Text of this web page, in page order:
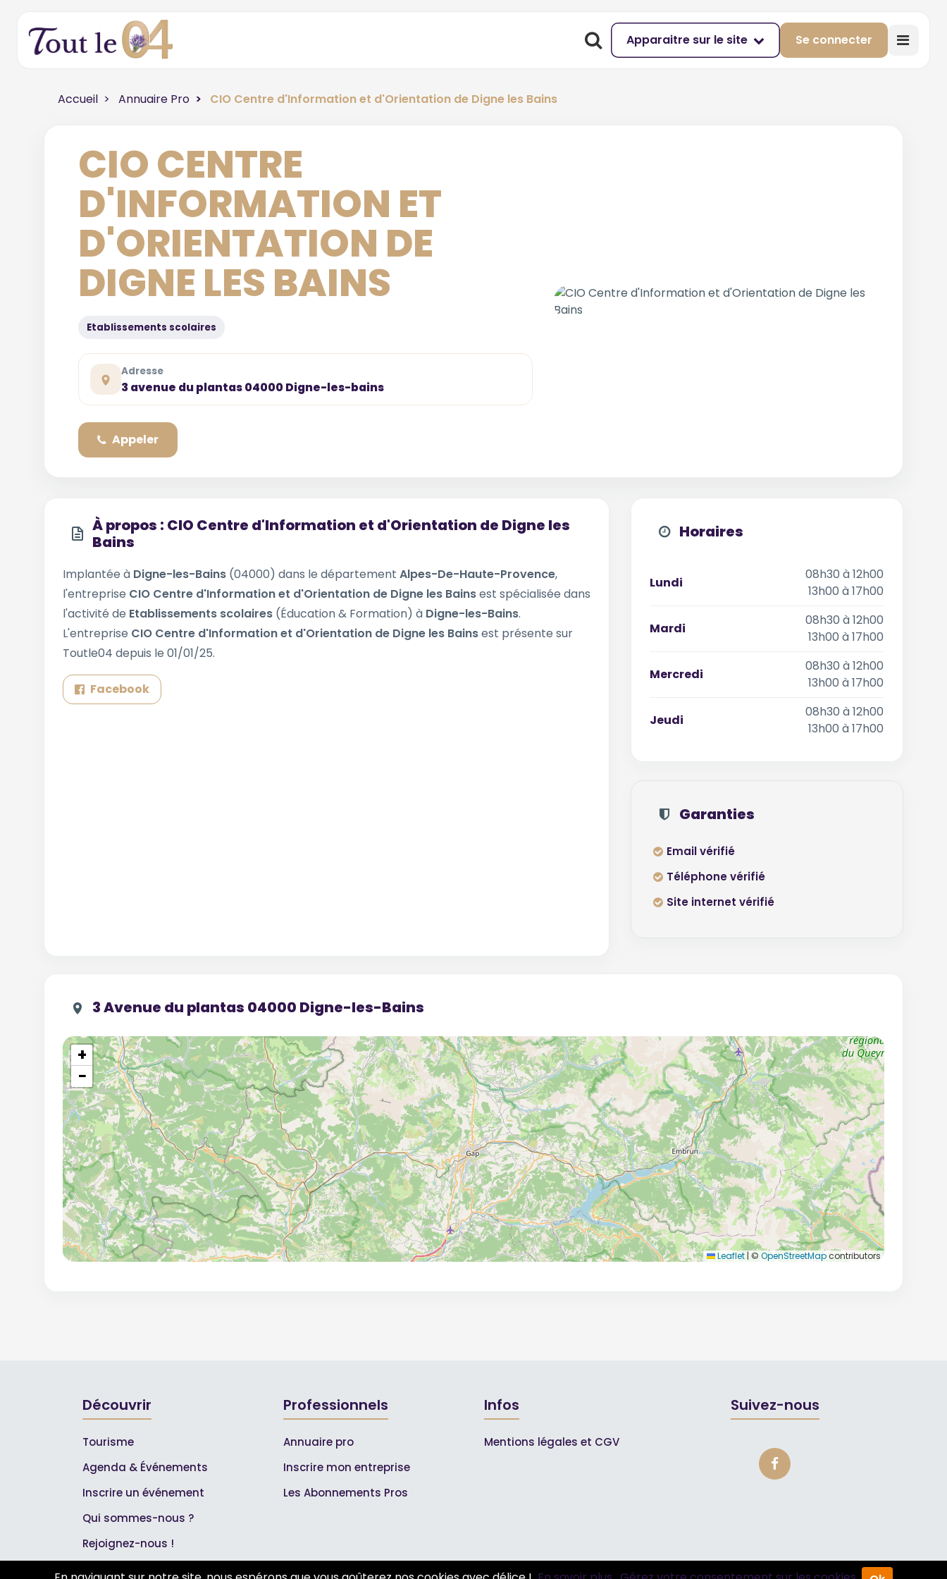
Apparaitre sur le site Se connecter
Accueil Annuaire Pro CIO Centre d'Information et d'Orientation de Digne les Bains
CIO CENTRE
D'INFORMATION ET
D'ORIENTATION DE
DIGNE LES BAINS
Etablissements scolaires
Adresse
3 avenue du plantas 04000 Digne-les-bains
Appeler
À propos : CIO Centre d'Information et d'Orientation de Digne les
Bains
Implantée à Digne-les-Bains (04000) dans le département Alpes-De-Haute-Provence,
l'entreprise CIO Centre d'Information et d'Orientation de Digne les Bainsest spécialisée dans
l'activité de Etablissements scolaires (Éducation & Formation) à Digne-les-Bains.
L'entreprise CIO Centre d'Information et d'Orientation de Digne les Bainsest présente sur
Toutle04 depuis le 01/01/25.
Facebook
Horaires
Lundi
08h30 à 12h00
13h00 à 17h00
Mardi
08h30 à 12h00
13h00 à 17h00
Mercredi
08h30 à 12h00
13h00 à 17h00
Jeudi
08h30 à 12h00
13h00 à 17h00
Garanties
Email vérifié
Téléphone vérifié
Site internet vérifié
3 Avenue du plantas 04000 Digne-les-Bains
+
−
Leaflet | © OpenStreetMapcontributors
Découvrir
Tourisme
Agenda & Événements
Inscrire un événement
Qui sommes-nous ?
Rejoignez-nous !
Partenaires
Professionnels
Annuaire pro
Inscrire mon entreprise
Les Abonnements Pros
Infos
Mentions légales et CGV
Suivez-nous